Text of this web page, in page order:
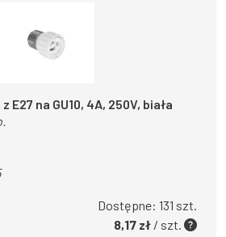
E27 na GU10, 4A, 250V, biała
Dostępne: 131 szt.
8,17 zł / szt.